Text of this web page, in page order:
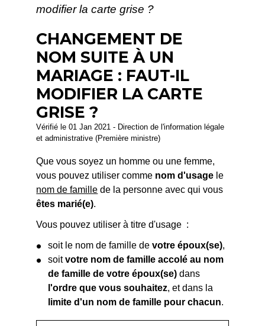
modifier la carte grise ?
CHANGEMENT DE
NOM SUITE À UN
MARIAGE : FAUT-IL
MODIFIER LA CARTE
GRISE ?
Vérifié le 01 Jan 2021 - Direction de l'information légale
et administrative (Première ministre)
Que vous soyez un homme ou une femme,
vous pouvez utiliser comme nom d'usage le
nom de famille de la personne avec qui vous
êtes marié(e).
Vous pouvez utiliser à titre d'usage :
soit le nom de famille devotre époux(se),
soitvotre nom de famille accolé au nom
de famille de votre époux(se) dans
l'ordre que vous souhaitez, et dans la
limite d'un nom de famille pour chacun.